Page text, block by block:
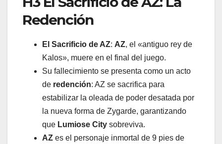
Redención
El Sacrificio de AZ: AZ, el «antiguo rey de
Kalos», muere en el final del juego.
Su fallecimiento se presenta como un acto
de redención: AZ se sacrifica para
estabilizar la oleada de poder desatada por
la nueva forma de Zygarde, garantizando
que Lumiose City sobreviva.
AZ es el personaje inmortal de 9 pies de